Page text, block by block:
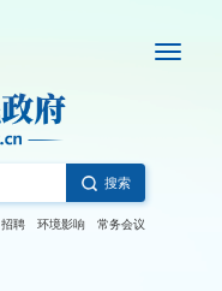
搜索
招聘 环境影响 常务会议